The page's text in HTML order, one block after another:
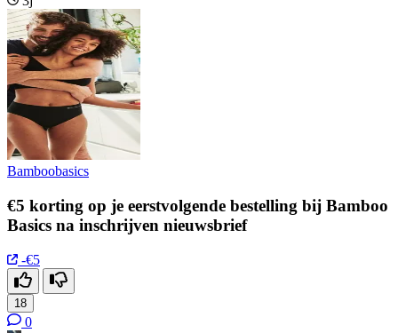
Bamboobasics
€5 korting op je eerstvolgende bestelling bij Bamboo
Basics na inschrijven nieuwsbrief
-€5
18
0